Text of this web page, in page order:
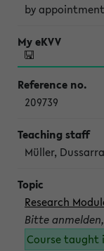
by appointment
209739
Müller,
Research
Bitte
Course taught